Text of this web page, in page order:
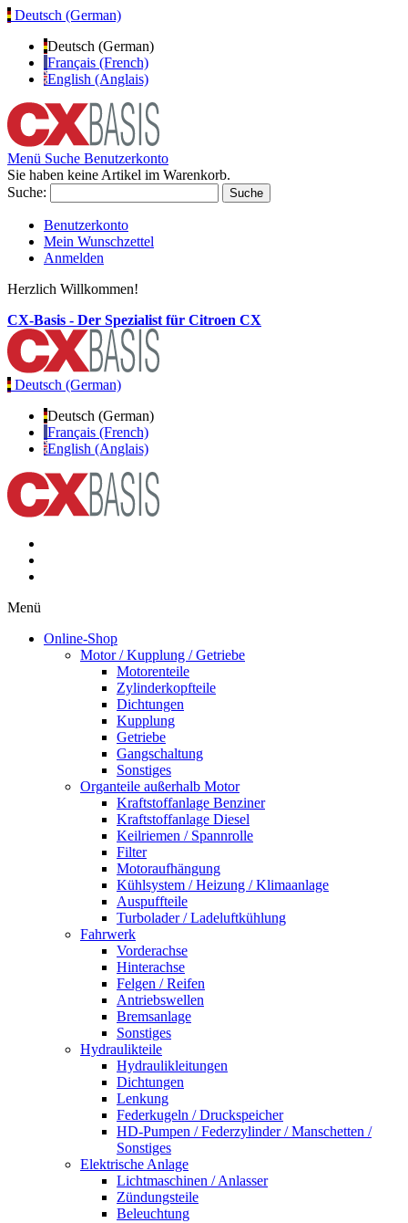
Deutsch (German)
Deutsch (German)
Français (French)
English (Anglais)
Menü Suche Benutzerkonto
Sie haben keine Artikel im Warenkorb.
Suche:
Suche
Benutzerkonto
Mein Wunschzettel
Anmelden
Herzlich Willkommen!
CX-Basis - Der Spezialist für Citroen CX
Deutsch (German)
Deutsch (German)
Français (French)
English (Anglais)
Menü
Online-Shop
Motor / Kupplung / Getriebe
Motorenteile
Zylinderkopfteile
Dichtungen
Kupplung
Getriebe
Gangschaltung
Sonstiges
Organteile außerhalb Motor
Kraftstoffanlage Benziner
Kraftstoffanlage Diesel
Keilriemen / Spannrolle
Filter
Motoraufhängung
Kühlsystem / Heizung / Klimaanlage
Auspuffteile
Turbolader / Ladeluftkühlung
Fahrwerk
Vorderachse
Hinterachse
Felgen / Reifen
Antriebswellen
Bremsanlage
Sonstiges
Hydraulikteile
Hydraulikleitungen
Dichtungen
Lenkung
Federkugeln / Druckspeicher
HD-Pumpen / Federzylinder / Manschetten /
Sonstiges
Elektrische Anlage
Lichtmaschinen / Anlasser
Zündungsteile
Beleuchtung